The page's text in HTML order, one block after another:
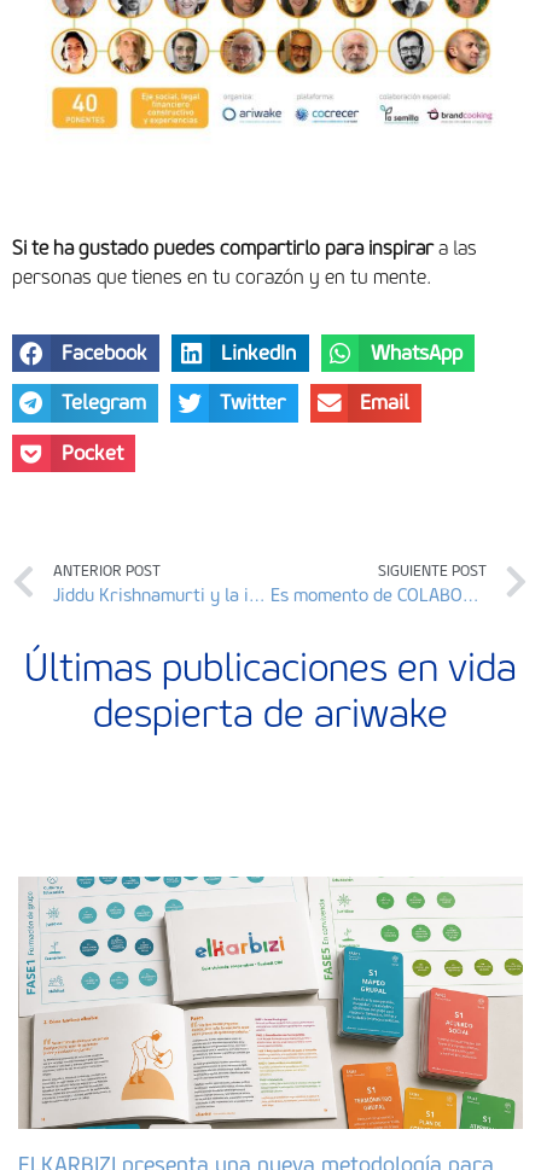
Si te ha gustado puedes compartirlo para inspirara las
personas que tienes en tu corazón y en tu mente.
Facebook LinkedIn WhatsApp
Telegram Twitter Email
Pocket
ANTERIOR POST
Jiddu Krishnamurti y la indagación para la evolución de la conciencia de la humanidad
SIGUIENTE POST
Es momento de COLABORAR
Últimas publicaciones en vida
despierta de ariwake